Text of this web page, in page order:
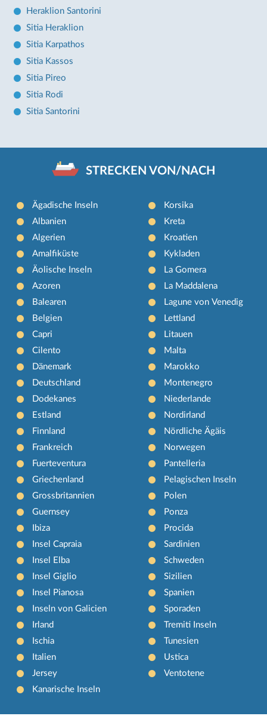
Heraklion Santorini
Sitia Heraklion
Sitia Karpathos
Sitia Kassos
Sitia Pireo
Sitia Rodi
Sitia Santorini
STRECKEN VON/NACH
Ägadische Inseln
Albanien
Algerien
Amalfiküste
Äolische Inseln
Azoren
Balearen
Belgien
Capri
Cilento
Dänemark
Deutschland
Dodekanes
Estland
Finnland
Frankreich
Fuerteventura
Griechenland
Grossbritannien
Guernsey
Ibiza
Insel Capraia
Insel Elba
Insel Giglio
Insel Pianosa
Inseln von Galicien
Irland
Ischia
Italien
Jersey
Kanarische Inseln
Korsika
Kreta
Kroatien
Kykladen
La Gomera
La Maddalena
Lagune von Venedig
Lettland
Litauen
Malta
Marokko
Montenegro
Niederlande
Nordirland
Nördliche Ägäis
Norwegen
Pantelleria
Pelagischen Inseln
Polen
Ponza
Procida
Sardinien
Schweden
Sizilien
Spanien
Sporaden
Tremiti Inseln
Tunesien
Ustica
Ventotene